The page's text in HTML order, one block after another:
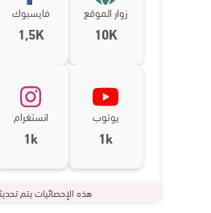
زوار الموقع
10K
فايسبوك
1,5K
يوتوب
1k
انستغرام
1k
هذه الإحصائيات يتم